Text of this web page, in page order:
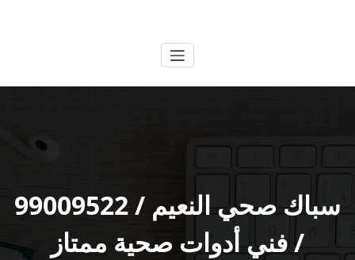
سباك صحي النعيم / 99009522
/ فني أدوات صحية ممتاز